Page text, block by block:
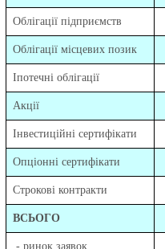
Облігації підприємств
Облігації місцевих позик
Іпотечні облігації
Акції
Інвестиційні сертифікати
Опціонні сертифікати
Строкові контракти
ВСЬОГО
- ринок заявок